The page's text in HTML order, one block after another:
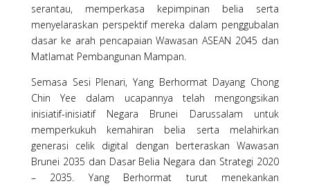
serantau, memperkasa kepimpinan belia serta
menyelaraskan perspektif mereka dalam penggubalan
dasar ke arah pencapaian Wawasan ASEAN 2045 dan
Matlamat Pembangunan Mampan.
Semasa Sesi Plenari, Yang Berhormat Dayang Chong
Chin Yee dalam ucapannya telah mengongsikan
inisiatif-inisiatif Negara Brunei Darussalam untuk
memperkukuh kemahiran belia serta melahirkan
generasi celik digital dengan berteraskan Wawasan
Brunei 2035 dan Dasar Belia Negara dan Strategi 2020
– 2035. Yang Berhormat turut menekankan